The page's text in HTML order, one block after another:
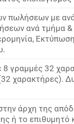
πωλήσεων με
ανά τμήμα
8 γραμμές 32
χαρακτήρες).
άρχη της
ή το επιθυμητό